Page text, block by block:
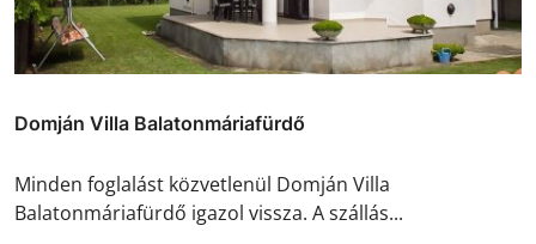
Domján Villa Balatonmáriafürdő
Minden foglalást közvetlenül Domján Villa
Balatonmáriafürdő igazol vissza. A szállás...